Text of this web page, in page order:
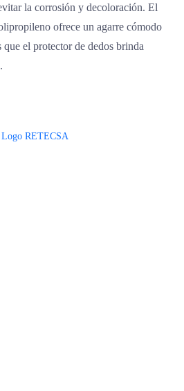
la corrosión y decoloración. El
ofrece un agarre cómodo
el protector de dedos brinda